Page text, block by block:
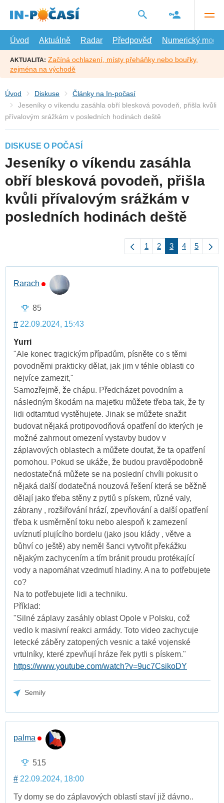
hlavní
Úvod
Aktuálně Radar Předpověď Numerický model
AKTUALITA: Začíná ochlazení, místy přeháňky nebo bouřky,
zejména na východě
Úvod Diskuse
Články na In-počasí
Jeseníky o víkendu zasáhla obří blesková povodeň, přišla kvůli
přívalovým srážkám v posledních hodinách deště
DISKUSE O POČASÍ
Jeseníky o víkendu zasáhla
obří blesková povodeň, přišla
kvůli přívalovým srážkám v
posledních hodinách deště
1 2 3 4 5
Rarach
85
# 22.09.2024, 15:43
Yurri
"Ale konec tragickým případům, písněte co s těmi
povodněmi prakticky dělat, jak jim v téhle oblasti co
nejvíce zamezit,"
Samozřejmě, že chápu. Předcházet povodním a
následným škodám na majetku můžete třeba tak, že ty
lidi odtamtud vystěhujete. Jinak se můžete snažit
budovat nějaká protipovodňová opatření do kterých je
možné zahrnout omezení vystavby budov v
záplavových oblastech a můžete doufat, že ta opatření
pomohou. Pokud se ukáže, že budou pravděpodobně
nedostatečná můžete se na poslední chvíli pokusit o
nějaká další dodatečná nouzová řešení která se běžně
dělají jako třeba stěny z pytlů s pískem, různé valy,
zábrany , rozšiřování hrází, zpevňování a další opatření
třeba k usměrnění toku nebo alespoň k zamezení
uvíznutí plujícího bordelu (jako jsou klády , větve a
bůhví co ještě) aby neměl šanci vytvořit překážku
nějakým zachycením a tím bránit proudu protékající
vody a napomáhat vzedmutí hladiny. A na to potřebujete
co?
Na to potřebujete lidi a techniku.
Příklad:
"Silné záplavy zasáhly oblast Opole v Polsku, což
vedlo k masivní reakci armády. Toto video zachycuje
letecké záběry zatopených vesnic a také vojenské
vrtulníky, které zpevňují hráze řek pytli s pískem."
https://www.youtube.com/watch?v=9uc7CsikoDY
Semily
palma
515
# 22.09.2024, 18:00
Ty domy se do záplavových oblastí staví již dávno..